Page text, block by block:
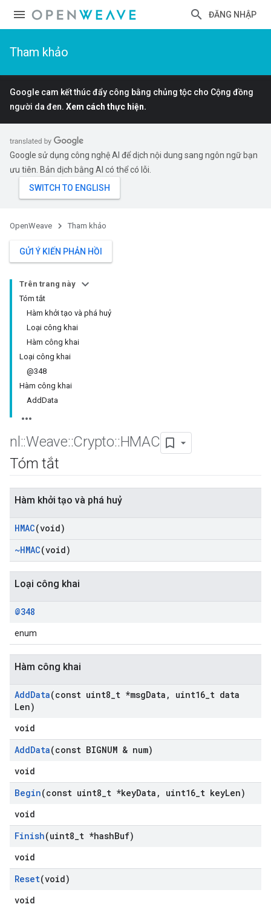
ĐĂNG NHẬP
Tham khảo
Google cam kết thúc đẩy công bằng chủng tộc cho Cộng đồng
người da đen. Xem cách thực hiện.
Google sử dụng công nghệ AI để dịch nội dung sang ngôn ngữ bạn
ưu tiên. Bản dịch bằng AI có thể có lỗi.
OpenWeave Tham khảo
GỬI Ý KIẾN PHẢN HỒI
Trên trang này
Tóm tắt
Hàm khởi tạo và phá huỷ
Loại công khai
Hàm công khai
Loại công khai
@348
Hàm công khai
AddData
nl ::Weave::Crypto::HMAC
Tóm tắt
Hàm khởi tạo và phá huỷ
HMAC(void)
~HMAC(void)
Loại công khai
@348
enum
Hàm công khai
AddData(const uint8 t *msgData , uint16 t data
Len)
void
AddData(const BIGNUM & num)
void
Begin(const uint8 t *keyData , uint16 t keyLen)
void
Finish(uint8 t *hashBuf)
void
Reset(void)
void